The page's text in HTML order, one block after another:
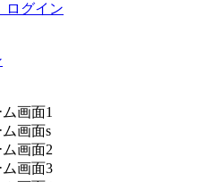
ログイン